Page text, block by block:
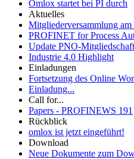
Omlox startet bei PI durch
Aktuelles
Mitgliederversammlung am
PROFINET for Process
Update PNO-Mitgliedschaft
Industrie 4.0 Highlight
Einladungen
Fortsetzung des Online
Einladung...
Call for...
Papers - PROFINEWS 191
Rückblick
omlox ist jetzt eingeführt!
Download
Neue Dokumente zum